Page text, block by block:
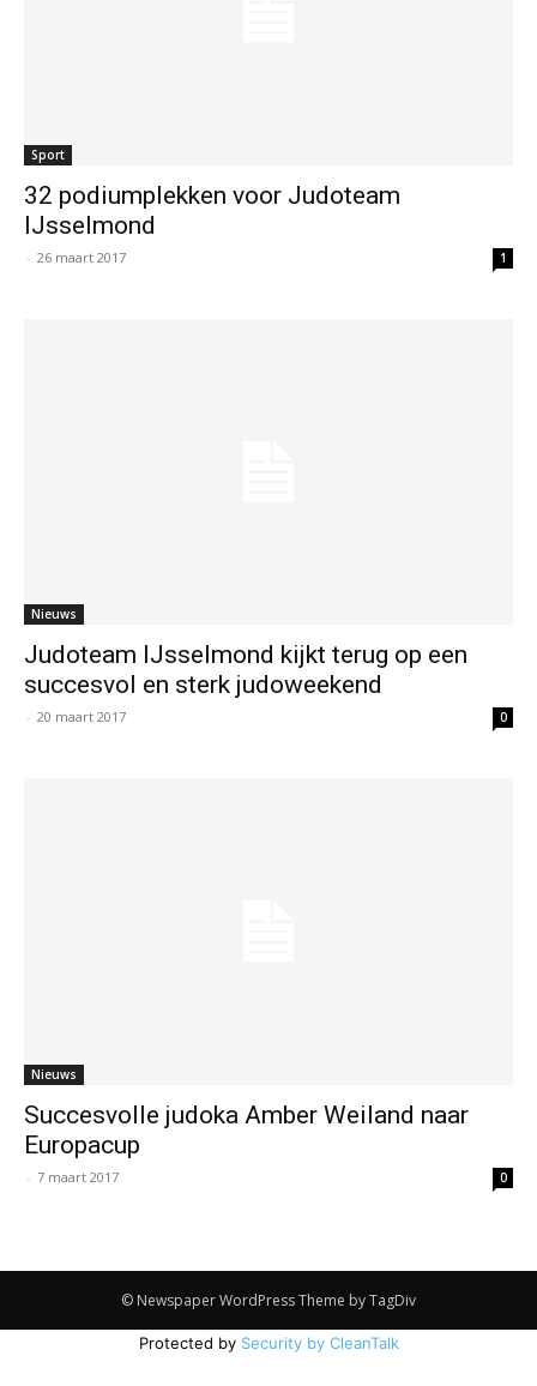
Sport
32 podiumplekken voor Judoteam
IJsselmond
- 26 maart 2017 1
Nieuws
Judoteam IJsselmond kijkt terug op een
succesvol en sterk judoweekend
- 20 maart 2017 0
Nieuws
Succesvolle judoka Amber Weiland naar
Europacup
- 7 maart 2017 0
© Newspaper WordPress Theme by TagDiv
Protected by Security by CleanTalk